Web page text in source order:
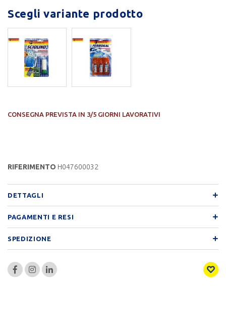
Scegli variante prodotto
CONSEGNA PREVISTA IN 3/5 GIORNI LAVORATIVI
RIFERIMENTO H047600032
DETTAGLI
PAGAMENTI E RESI
SPEDIZIONE